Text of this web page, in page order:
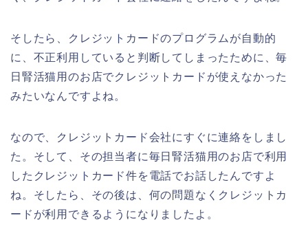
そしたら、クレジットカードのプログラムが自動的
に、不正利用していると判断してしまったために、毎
日腎活猫用のお店でクレジットカードが使えなかった
みたいなんですよね。
なので、クレジットカード会社にすぐに連絡をしまし
た。そして、その担当者に毎日腎活猫用のお店で利用
したクレジットカード件を電話でお話したんですよ
ね。そしたら、その後は、何の問題なくクレジットカ
ードが利用できるようになりましたよ。